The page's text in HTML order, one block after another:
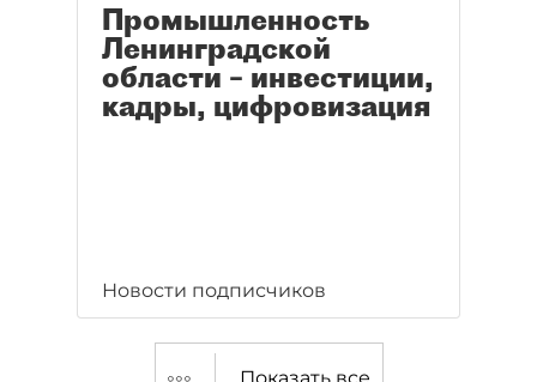
Промышленность
Ленинградской
области – инвестиции,
кадры, цифровизация
Новости подписчиков